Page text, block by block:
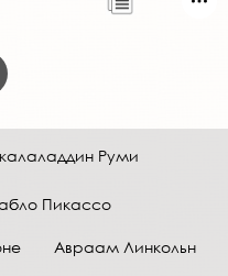
Руми
Пикассо
Авраам Линкольн